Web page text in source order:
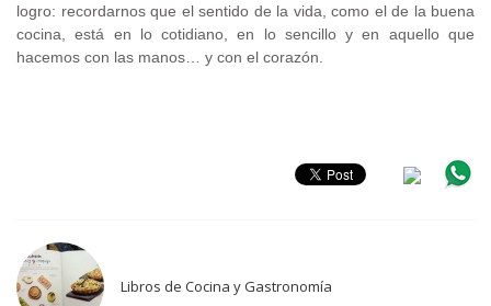
logro: recordarnos que el sentido de la vida, como el de la buena
cocina, está en lo cotidiano, en lo sencillo y en aquello que
hacemos con las manos… y con el corazón.
Libros de Cocina y Gastronomía